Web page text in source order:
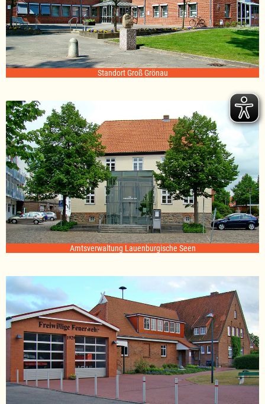
Standort Groß Grönau
Amtsverwaltung Lauenburgische Seen